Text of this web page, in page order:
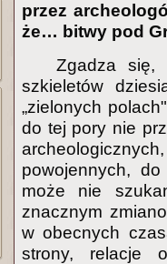
przez
że… bitwy pod
Zgadza się,
szkieletów
„zielonych
do tej pory nie
powojennych,
może nie
znacznym
w obecnych
strony, relacje